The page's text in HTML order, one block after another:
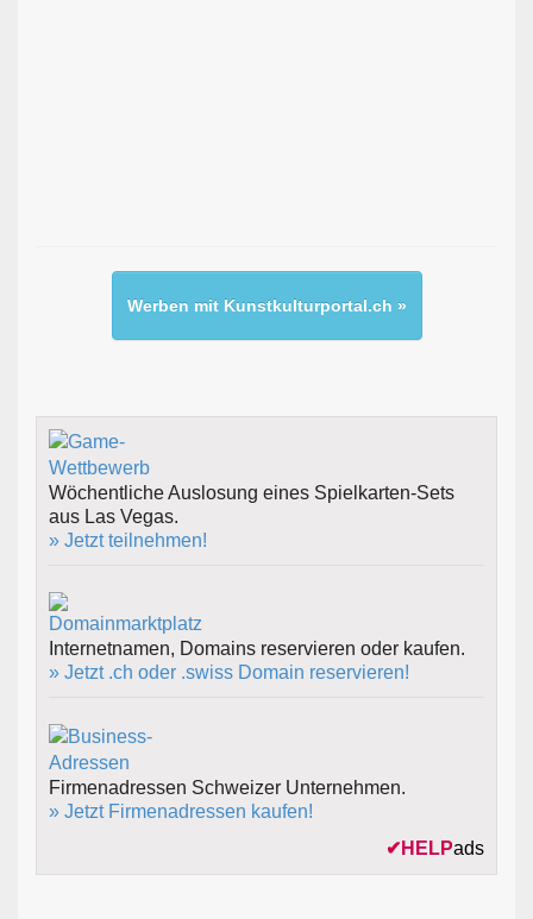
Werben mit Kunstkulturportal.ch »
Wöchentliche Auslosung eines Spielkarten-Sets
aus Las Vegas.
» Jetzt teilnehmen!
Internetnamen, Domains reservieren oder kaufen.
» Jetzt .ch oder .swiss Domain reservieren!
Firmenadressen Schweizer Unternehmen.
» Jetzt Firmenadressen kaufen!
✔ HELPads